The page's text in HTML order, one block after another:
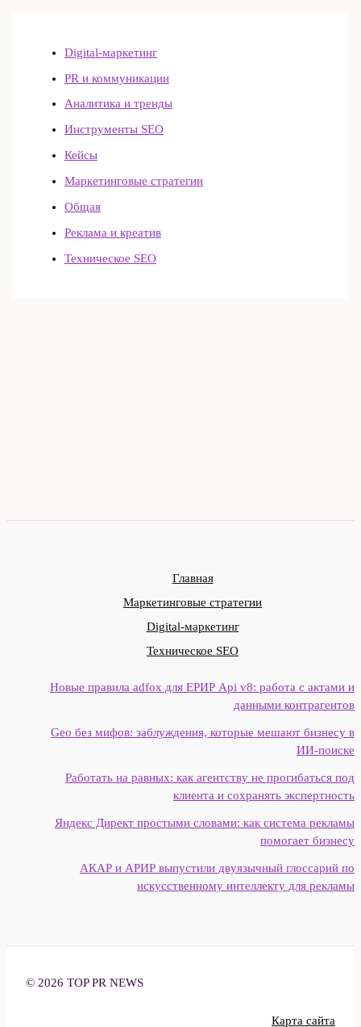
Digital-маркетинг
PR и коммуникации
Аналитика и тренды
Инструменты SEO
Кейсы
Маркетинговые стратегии
Общая
Реклама и креатив
Техническое SEO
Главная
Маркетинговые стратегии
Digital-маркетинг
Техническое SEO
Новые правила adfox для ЕРИР Api v8: работа с актами и
данными контрагентов
Geo без мифов: заблуждения, которые мешают бизнесу в
ИИ‑поиске
Работать на равных: как агентству не прогибаться под
клиента и сохранять экспертность
Яндекс Директ простыми словами: как система рекламы
помогает бизнесу
АКАР и АРИР выпустили двуязычный глоссарий по
искусственному интеллекту для рекламы
© 2026 TOP PR NEWS
Карта сайта